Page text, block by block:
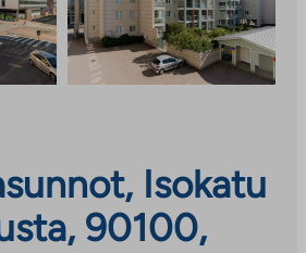
Isokatu
90100,